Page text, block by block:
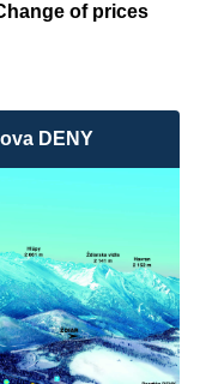
of prices
DENY